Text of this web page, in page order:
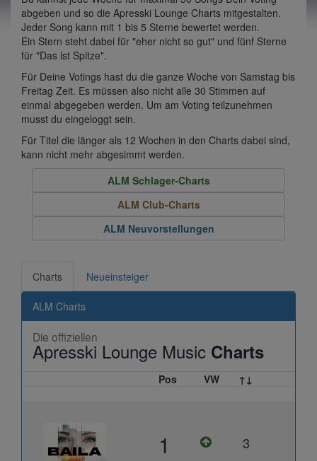
abgeben und so die Apresski Lounge Charts mitgestalten.
Jeder Song kann mit 1 bis 5 Sterne bewertet werden.
Ein Stern steht dabei für "eher nicht so gut" und fünf Sterne
für "Das ist Spitze".
Für Deine Votings hast du die ganze Woche von Samstag bis
Freitag Zeit. Es müssen also nicht alle 30 Stimmen auf
einmal abgegeben werden. Um am Voting teilzunehmen
musst du eingeloggt sein.
Für Titel die länger als 12 Wochen in den Charts dabei sind,
kann nicht mehr abgesimmt werden.
ALM Schlager-Charts
ALM Club-Charts
ALM Neuvorstellungen
Charts Neueinsteiger
ALM Charts
Die offiziellen
Apresski Lounge Music Charts
Pos VW ↑↓
1 3